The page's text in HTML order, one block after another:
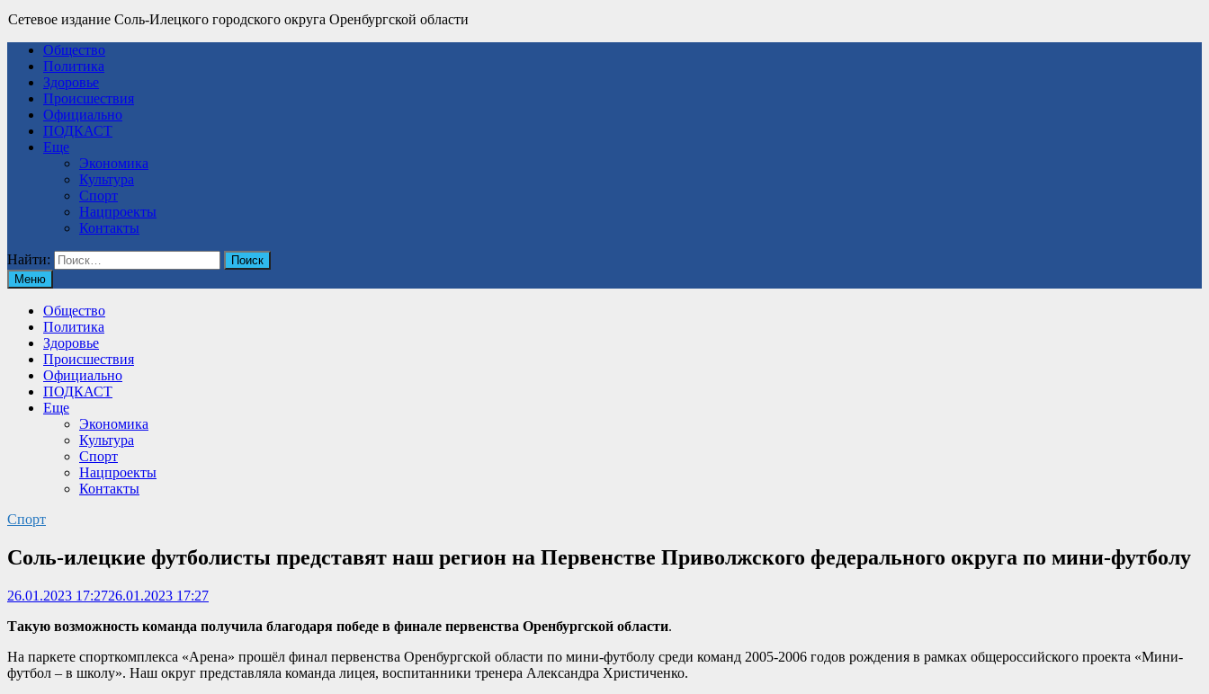
Сетевое издание Соль-Илецкого городского округа Оренбургской области
Общество
Политика
Здоровье
Происшествия
Официально
ПОДКАСТ
Еще
Экономика
Культура
Спорт
Нацпроекты
Контакты
Найти:
Меню
Общество
Политика
Здоровье
Происшествия
Официально
ПОДКАСТ
Еще
Экономика
Культура
Спорт
Нацпроекты
Контакты
Спорт
Соль-илецкие футболисты представят наш регион на Первенстве Приволжского федерального округа по мини-футболу
26.01.2023 17:2726.01.2023 17:27
Такую возможность команда получила благодаря победе в финале первенства Оренбургской области.
На паркете спорткомплекса «Арена» прошёл финал первенства Оренбургской области по мини-футболу среди команд 2005-2006 годов рождения в рамках общероссийского проекта «Мини-
футбол – в школу». Наш округ представляла команда лицея, воспитанники тренера Александра Христиченко.